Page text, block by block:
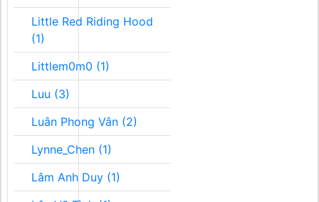
Little Red Riding Hood
(1)
Littlem0m0 (1)
Luu (3)
Luân Phong Vân (2)
Lynne_Chen (1)
Lâm Anh Duy (1)